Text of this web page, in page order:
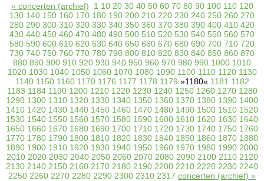
« concerten (archief) 1 10 20 30 40 50 60 70 80 90 100 110 120
130 140 150 160 170 180 190 200 210 220 230 240 250 260 270
280 290 300 310 320 330 340 350 360 370 380 390 400 410 420
430 440 450 460 470 480 490 500 510 520 530 540 550 560 570
580 590 600 610 620 630 640 650 660 670 680 690 700 710 720
730 740 750 760 770 780 790 800 810 820 830 840 850 860 870
880 890 900 910 920 930 940 950 960 970 980 990 1000 1010
1020 1030 1040 1050 1060 1070 1080 1090 1100 1110 1120 1130
1140 1150 1160 1170 1176 1177 1178 1179 »1180« 1181 1182
1183 1184 1190 1200 1210 1220 1230 1240 1250 1260 1270 1280
1290 1300 1310 1320 1330 1340 1350 1360 1370 1380 1390 1400
1410 1420 1430 1440 1450 1460 1470 1480 1490 1500 1510 1520
1530 1540 1550 1560 1570 1580 1590 1600 1610 1620 1630 1640
1650 1660 1670 1680 1690 1700 1710 1720 1730 1740 1750 1760
1770 1780 1790 1800 1810 1820 1830 1840 1850 1860 1870 1880
1890 1900 1910 1920 1930 1940 1950 1960 1970 1980 1990 2000
2010 2020 2030 2040 2050 2060 2070 2080 2090 2100 2110 2120
2130 2140 2150 2160 2170 2180 2190 2200 2210 2220 2230 2240
2250 2260 2270 2280 2290 2300 2310 2317 concerten (archief) »